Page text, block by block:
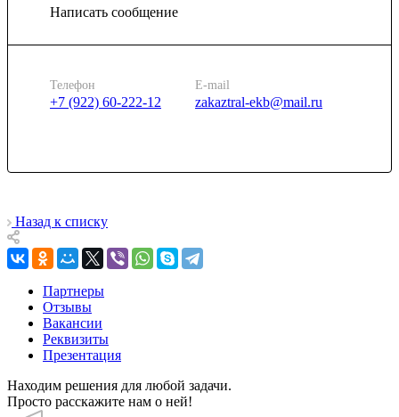
Написать сообщение
Телефон
+7 (922) 60-222-12
E-mail
zakaztral-ekb@mail.ru
Назад к списку
Партнеры
Отзывы
Вакансии
Реквизиты
Презентация
Находим решения для любой задачи.
Просто расскажите нам о ней!